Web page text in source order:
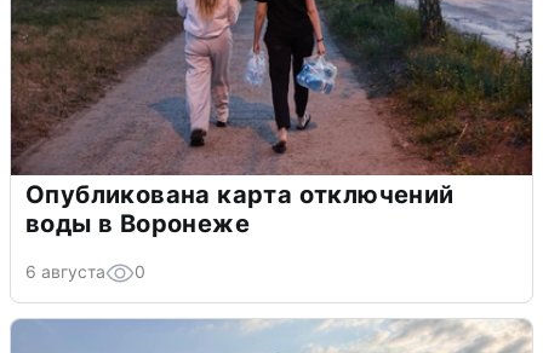
Опубликована карта отключений
воды в Воронеже
6 августа 0